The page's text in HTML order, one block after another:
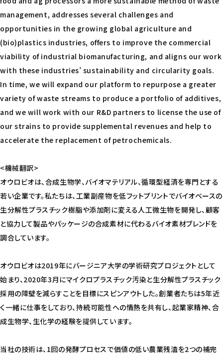
management, addresses several challenges and
opportunities in the growing global agriculture and
(bio)plastics industries, offers to improve the commercial
viability of industrial biomanufacturing, and aligns our work
with these industries’ sustainability and circularity goals.
In time, we will expand our platform to repurpose a greater
variety of waste streams to produce a portfolio of additives,
and we will work with our R&D partners to license the use of
our strains to provide supplemental revenues and help to
accelerate the replacement of petrochemicals.
<機械翻訳>
オウロビオは、合成生物学、バイオマテリアル、循環型経済を専門とする
若い企業です。私たちは、工業副産物を低フットプリントでバイオベースの
生分解性プラスチック樹脂や添加剤に変える人工微生物を開発し、顧客
と協力して製品やパッケージの合成素材に代わるバイオ素材ブレンドを
調合しています。
オウロビオは2019年にバージニア大学の学術研究プロジェクトとして
始まり、2020年3月にマイクロプラスチック汚染と生分解性プラスチック
採用の障壁を減らすことを目標にスピンアウトした。創業者たちは5年近
く一緒に仕事をしており、持続可能性への情熱を共有し、起業家精神、合
成生物学、生化学の経験を提供しています。
当社の技術は、1回の発酵プロセスで価値の低い農業残渣を2つの補完